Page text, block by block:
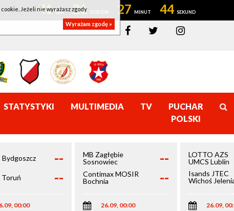
41 21 27 43
STATYSTYKI MULTIMEDIA TV
PUCHAR
POLSKI
--
Toruń --
00:00
MB Zagłębie
Sosnowiec
--
Contimax MOSIR
Bochnia
--
26.09, 00:00
LOTTO AZS
UMCS Lublin
Isands JTEC
Wichoś
26.09,
Jeżeli nie wyrażasz zgody
Wyrażam zgodę »